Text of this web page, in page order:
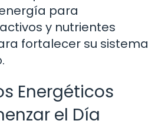
para
y nutrientes
fortalecer su sistema
Energéticos
el Día